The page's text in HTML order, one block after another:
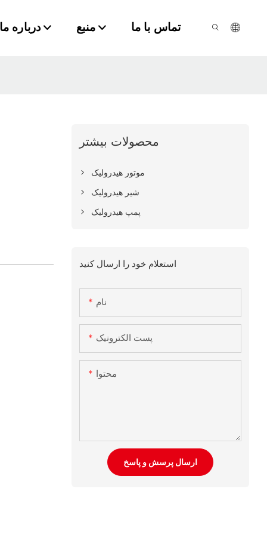
درباره منبع تماس با ما
محصولات بیشتر
موتور هیدرولیک
شیر هیدرولیک
پمپ هیدرولیک
استعلام خود را ارسال کنید
نام
پست الکترونیک
محتوا
ارسال پرسش و پاسخ